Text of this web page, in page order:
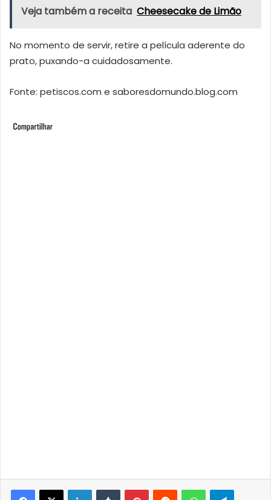
Veja também a receita Cheesecake de Limão
No momento de servir, retire a película aderente do
prato, puxando-a cuidadosamente.
Fonte: petiscos.com e saboresdomundo.blog.com
LinkedInTumblrPinterestReddit WhatsApp